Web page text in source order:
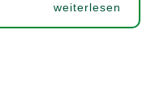
weiterlesen